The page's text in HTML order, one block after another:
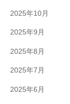
2025年10月
2025年9月
2025年8月
2025年7月
2025年6月